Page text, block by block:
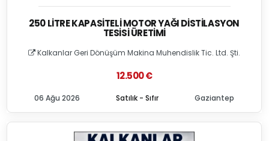
250 LITRE KAPASITELI MOTOR YAĞI DISTILASYON
TESISI ÜRETIMI
Kalkanlar Geri Dönüşüm Makina Muhendislik Tic. Ltd. Şti.
12.500 €
Satılık - Sıfır
06 Ağu 2026 Gaziantep